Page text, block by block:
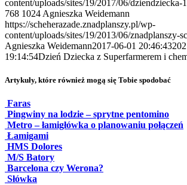
content/uploads/sites/19/2017/06/dziendziecka-
768 1024 Agnieszka Weidemann
https://scheherazade.znadplanszy.pl/wp-
content/uploads/sites/19/2013/06/znadplanszy-
Agnieszka Weidemann2017-06-01 20:46:43
19:14:54Dzień Dziecka z Superfarmerem i
Artykuły, które również mogą się Tobie spodobać
Faras
Pingwiny na lodzie – sprytne pentomino
Metro – łamigłówka o planowaniu połączeń
Łamigami
HMS Dolores
M/S Batory
Barcelona czy Werona?
Słówka